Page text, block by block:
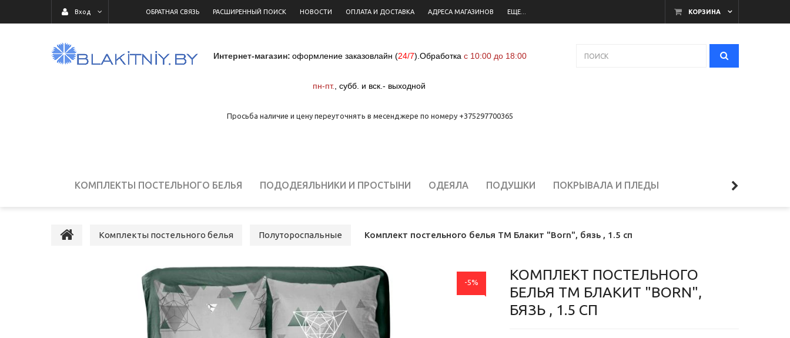
КОРЗИНА
Вход ОБРАТНАЯ СВЯЗЬ РАСШИРЕННЫЙ ПОИСК НОВОСТИ ОПЛАТА И ДОСТАВКА АДРЕСА МАГАЗИНОВ ЕЩЕ...
Интернет-магазин: оформление заказовлайн (24/7) Обработка с 10:00 до 18:00
пн-пт. субб. и вск.- выходной
Просьба наличие и цену переуточнять в месенджере по номеру +375297700365
КОМПЛЕКТЫ ПОСТЕЛЬНОГО БЕЛЬЯ ПОДОДЕЯЛЬНИКИ И ПРОСТЫНИ ОДЕЯЛА ПОДУШКИ ПОКРЫВАЛА И ПЛЕДЫ
Комплекты постельного белья Полутороспальные Комплект постельного белья ТМ Блакит "Born", бязь , 1.5 сп
-5%
КОМПЛЕКТ ПОСТЕЛЬНОГО
БЕЛЬЯ ТМ БЛАКИТ "BORN",
БЯЗЬ , 1.5 СП